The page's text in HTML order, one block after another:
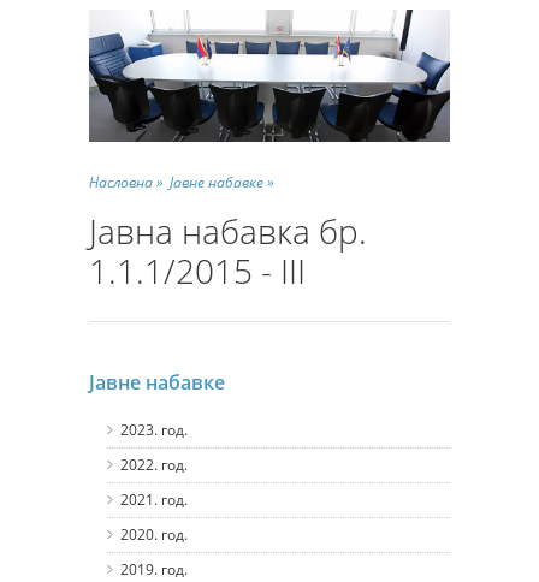
Насловна » Јавне набавке »
Јавна набавка бр.
1.1.1/2015 - III
Јавне набавке
2023. год.
2022. год.
2021. год.
2020. год.
2019. год.